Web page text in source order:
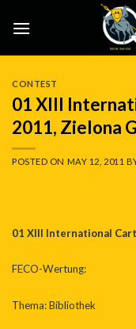
CONTEST
01 XIII
2011, Zielona
POSTED ON MAY 12, 2011
01 XIII International
FECO-Wertung:
Thema: Bibliothek